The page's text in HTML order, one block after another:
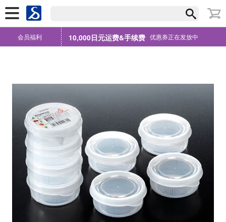
会员福利 10,000日元运费&手续费 优惠券正在发放中